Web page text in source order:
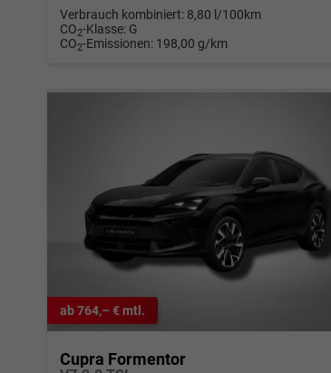
Verbrauch kombiniert: 8,80 l/100km
CO2-Klasse: G
CO2-Emissionen: 198,00 g/km
ab 764,– € mtl.
Cupra Formentor